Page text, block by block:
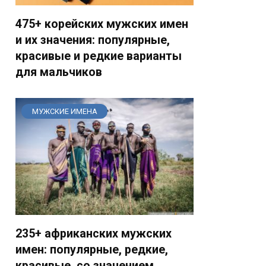
475+ корейских мужских имен
и их значения: популярные,
красивые и редкие варианты
для мальчиков
МУЖСКИЕ ИМЕНА
235+ африканских мужских
имен: популярные, редкие,